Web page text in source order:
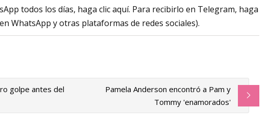
trituradoras de grumos
todos los días, haga clic aquí. Para recibirlo en Telegram, haga
WhatsApp y otras plataformas de redes sociales).
golpe antes del
Pamela Anderson encontró a Pam y
Tommy 'enamorados'